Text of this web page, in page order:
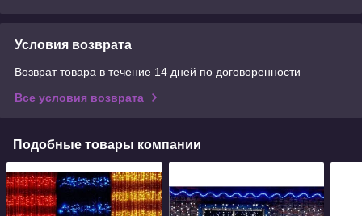
Условия возврата
Возврат товара в течение 14 дней по договоренности
Все условия возврата
Подобные товары компании